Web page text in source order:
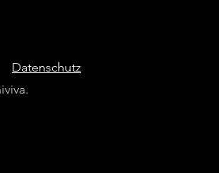
Datenschutz